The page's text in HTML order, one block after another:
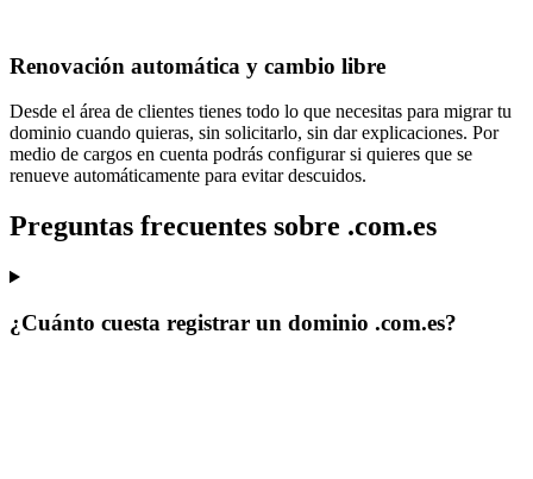
Renovación automática y cambio libre
Desde el área de clientes tienes todo lo que necesitas para migrar tu
dominio cuando quieras, sin solicitarlo, sin dar explicaciones. Por
medio de cargos en cuenta podrás configurar si quieres que se
renueve automáticamente para evitar descuidos.
Preguntas frecuentes sobre .com.es
¿Cuánto cuesta registrar un dominio .com.es?